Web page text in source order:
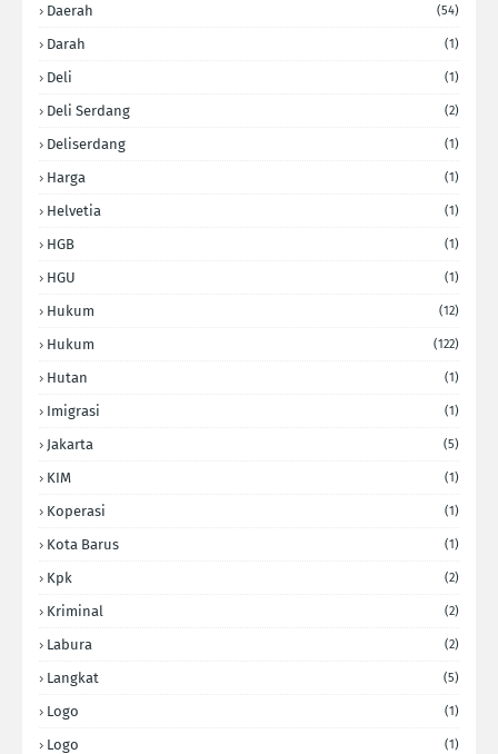
Daerah (54)
Darah (1)
Deli (1)
Deli Serdang (2)
Deliserdang (1)
Harga (1)
Helvetia (1)
HGB (1)
HGU (1)
Hukum (12)
Hukum (122)
Hutan (1)
Imigrasi (1)
Jakarta (5)
KIM (1)
Koperasi (1)
Kota Barus (1)
Kpk (2)
Kriminal (2)
Labura (2)
Langkat (5)
Logo (1)
Logo (1)